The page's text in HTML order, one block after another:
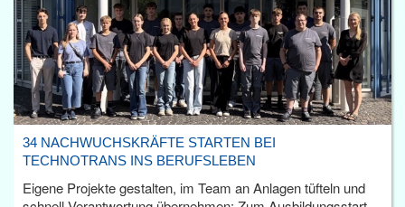
34 NACHWUCHSKRÄFTE STARTEN BEI
TECHNOTRANS INS BERUFSLEBEN
Eigene Projekte gestalten, im Team an Anlagen tüfteln und